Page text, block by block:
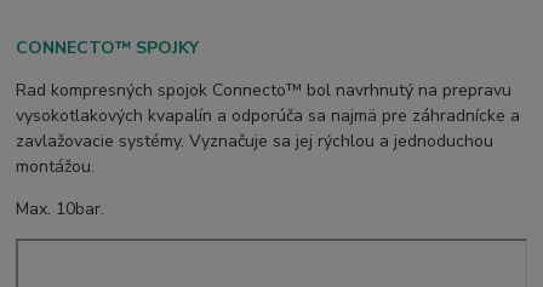
CONNECTO™ SPOJKY
Rad kompresných spojok Connecto™ bol navrhnutý na prepravu
vysokotlakových kvapalín a odporúča sa najmä pre záhradnícke a
zavlažovacie systémy. Vyznačuje sa jej rýchlou a jednoduchou
montážou.
Max. 10bar.